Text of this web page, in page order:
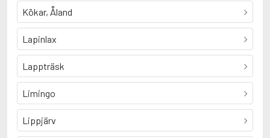
Kökar, Åland
Lapinlax
Lappträsk
Limingo
Lippjärv